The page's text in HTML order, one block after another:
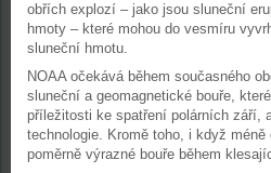
obřích explozí – jako jsou sluneční
hmoty – které mohou do vesmíru
sluneční hmotu.
NOAA očekává během současného
sluneční a geomagnetické bouře,
příležitosti ke spatření polárních září,
technologie. Kromě toho, i když
poměrně výrazné bouře během